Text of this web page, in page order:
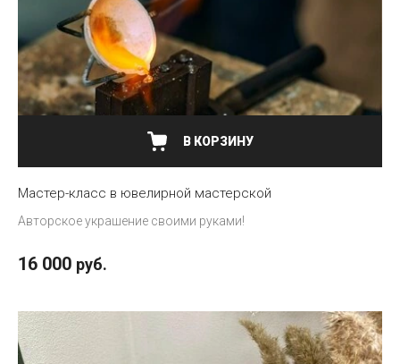
В КОРЗИНУ
Мастер-класс в ювелирной мастерской
Авторское украшение своими руками!
16 000 руб.